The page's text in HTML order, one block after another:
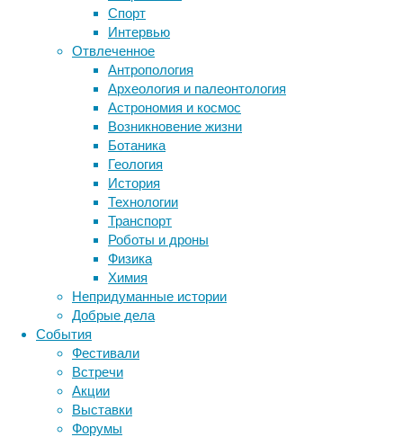
Спорт
Интервью
Отвлеченное
Антропология
Археология и палеонтология
Астрономия и космос
Возникновение жизни
Ботаника
Геология
История
Технологии
Транспорт
Роботы и дроны
Физика
Химия
Непридуманные истории
Добрые дела
События
Фестивали
Встречи
Акции
Выставки
Форумы
детьми
молодежи.
Если
вы
хотите
узнать
подробнее
том,
какие
спортивные
комплексы
можно
установить,
вы
можете
заказать
уличные
спортивные
комплексы
Метки
ДНК бактерии биология
биотехнология вирусы восприятие
генетика дети
здоровье
инструменты и методы
исследования
лекарства медицина
мозг наука
нейробиология
нейрофизиология
поведение
сон социальные проблемы
физиология
эмоции эпидемия